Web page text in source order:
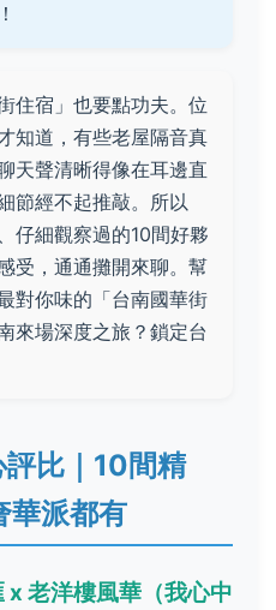
住宿」也要點功夫。位
知道，有些老屋隔音真
天聲清晰得像在耳邊直
節經不起推敲。所以
仔細觀察過的10間好夥
受，通通攤開來聊。幫
對你味的「台南國華街
來場深度之旅？鎖定台
評比｜10間精
華派都有
x 老洋樓風華（我心中